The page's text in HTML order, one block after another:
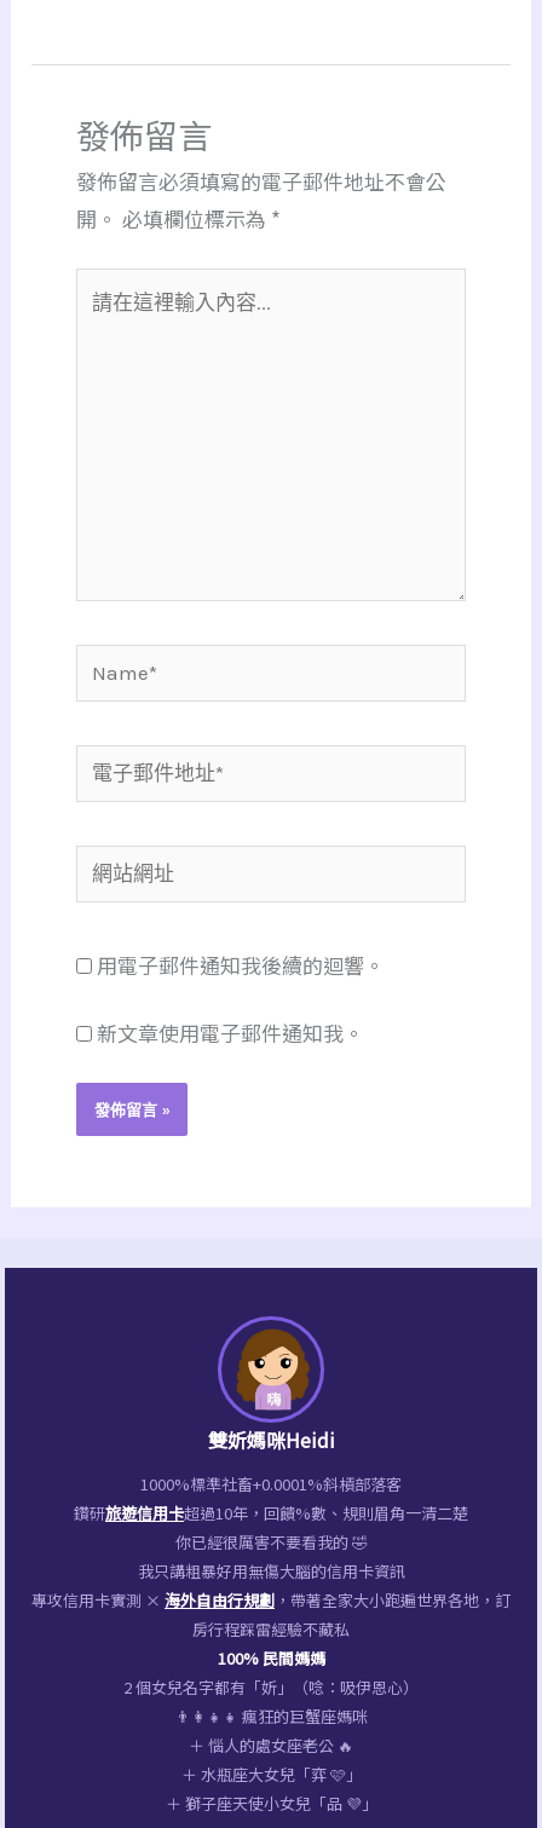
發佈留言
發佈留言必須填寫的電子郵件地址不會公
開。 必填欄位標示為 *
Name*
電
子
件
地
網
站
址 用電子郵件通知我後續的迴響。
新文章使用電子郵件通知我。
雙妡媽咪Heidi
1000%標準社畜+0.0001%斜槓部落客
鑽研旅遊信用卡超過10年，回饋%數、規則眉角一清二楚
你已經很厲害不要看我的 🤣
我只講粗暴好用無傷大腦的信用卡資訊
專攻信用卡實測 × 海外自由行規劃 ，帶著全家大小跑遍世界各地，訂
房行程踩雷經驗不藏私
100% 民間媽媽
2 個女兒名字都有「妡」（唸：吸伊恩心）
👨‍👩‍👧‍👧 瘋狂的巨蟹座媽咪
＋ 惱人的處女座老公 🔥
＋ 水瓶座大女兒「弈 🩷」
＋ 獅子座天使小女兒「品 💜」